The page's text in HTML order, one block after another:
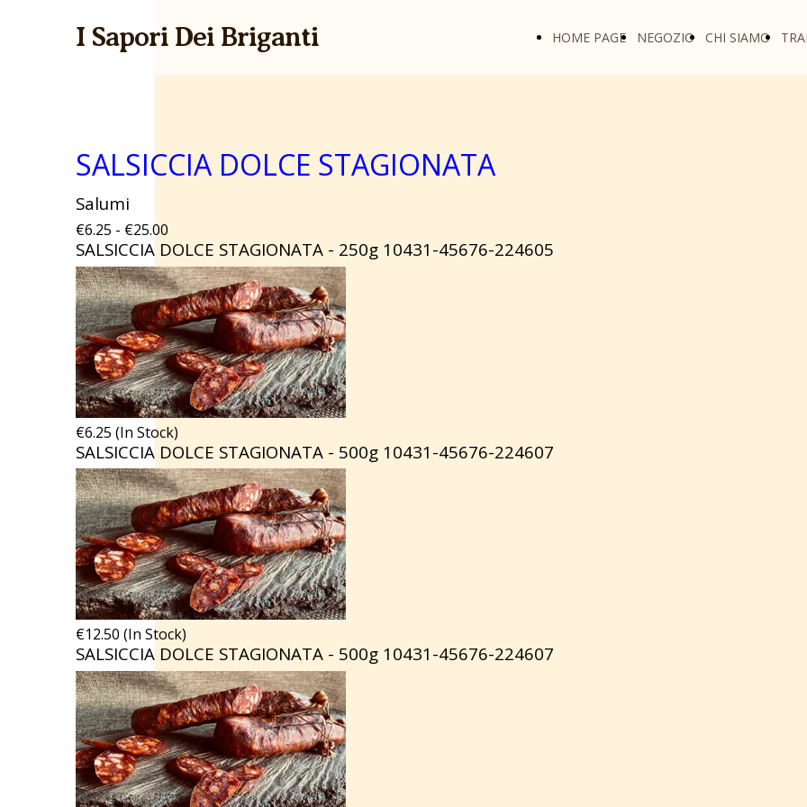
I Sapori Dei Briganti HOME PAGE NEGOZIO CHI SIAMO
SALSICCIA DOLCE STAGIONATA
Salumi
€6.25 - €25.00
SALSICCIA DOLCE STAGIONATA - 250g 10431-45676-224605
€6.25 (In Stock)
SALSICCIA DOLCE STAGIONATA - 500g 10431-45676-224607
€12.50 (In Stock)
SALSICCIA DOLCE STAGIONATA - 500g 10431-45676-224607